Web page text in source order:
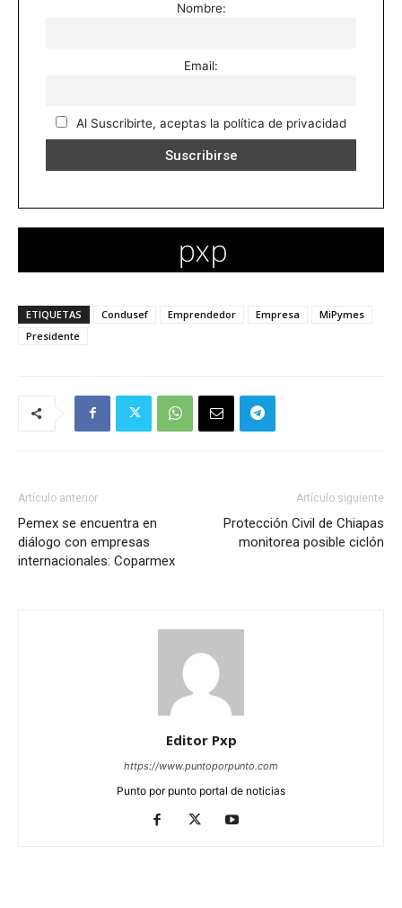
Nombre:
Email:
Al Suscribirte, aceptas la política de privacidad
ETIQUETAS Condusef Emprendedor Empresa
MiPymes
Presidente
Artículo anterior
Pemex se encuentra en
diálogo con empresas
internacionales: Coparmex
Artículo siguiente
Protección Civil de Chiapas
monitorea posible ciclón
Editor Pxp
https://www.puntoporpunto.com
Punto por punto portal de noticias